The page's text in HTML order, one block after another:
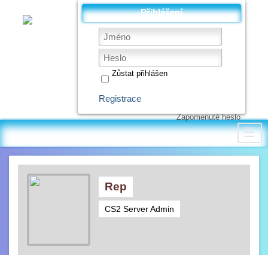
Přihlášení
Zůstat přihlášen
Registrace
Zapomenuté heslo
☰
Rep
CS2 Server Admin